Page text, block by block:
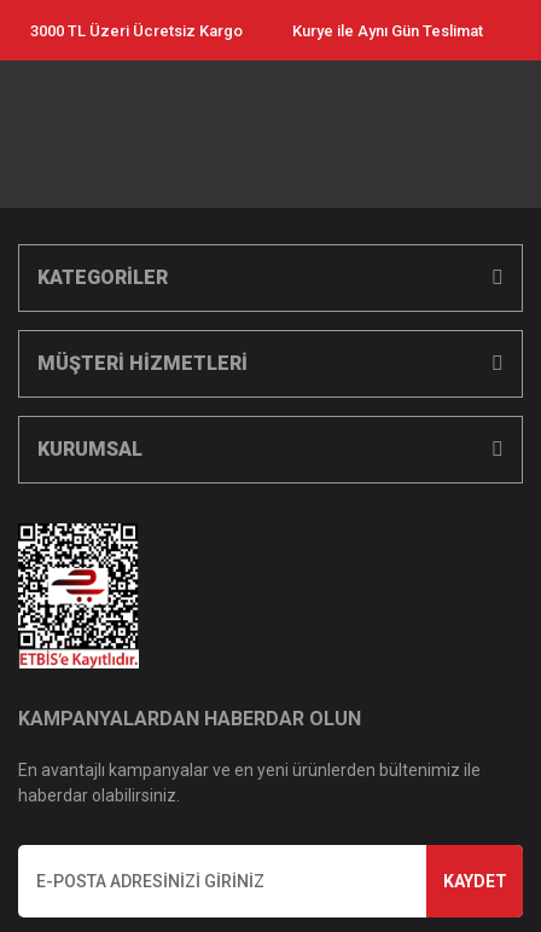
3000 TL Üzeri Ücretsiz Kargo Kurye ile Aynı Gün Teslimat
KATEGORİLER
MÜŞTERİ HİZMETLERİ
KURUMSAL
KAMPANYALARDAN HABERDAR OLUN
En avantajlı kampanyalar ve en yeni ürünlerden bültenimiz ile
haberdar olabilirsiniz.
KAYDET